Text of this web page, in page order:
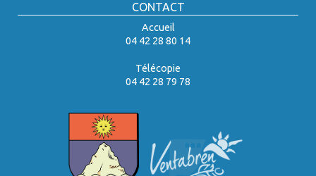
CONTACT
Accueil
04 42 28 80 14
Télécopie
04 42 28 79 78